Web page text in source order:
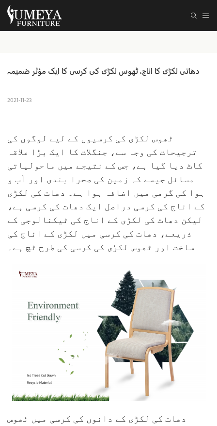
دھاتی لکڑی کا اناج، ٹھوس لکڑی کی کرسی کا ایک مؤثر ضمیمہ
2021-11-23
ٹھوس لکڑی کی کرسیوں کے لیے لوگوں کی
ترجیحات کی وجہ سے، جنگلات کا ایک بڑا علاقہ
کاٹ دیا گیا ہے، جس کے نتیجے میں ماحولیاتی
مسائل جیسے کہ زمین کی صحرا بندی اور آب و
ہوا کی گرمی میں اضافہ ہوا ہے۔ دھات کی لکڑی
کے اناج کی کرسی دراصل ایک دھات کی کرسی ہے،
لیکن دھات کی لکڑی کے اناج کی ٹیکنالوجی کے
ذریعے، دھات کی کرسی میں لکڑی کے اناج کی
ساخت اور ٹھوس لکڑی کی کرسی کی طرح ٹچ ہے۔
دھات کی لکڑی کے دانوں کی کرسی میں ٹھوس